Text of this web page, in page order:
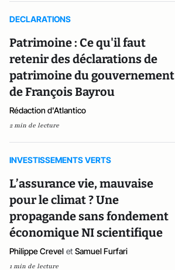
DECLARATIONS
Patrimoine : Ce qu'il faut
retenir des déclarations de
patrimoine du gouvernement
de François Bayrou
Rédaction d'Atlantico
2 min de lecture
INVESTISSEMENTS VERTS
L’assurance vie, mauvaise
pour le climat ? Une
propagande sans fondement
économique NI scientifique
Philippe Crevel et Samuel Furfari
1 min de lecture